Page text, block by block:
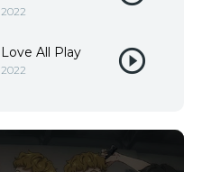
2022
Love All Play
2022